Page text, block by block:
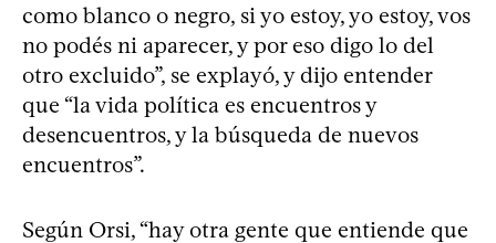
como blanco o negro, si yo estoy, yo estoy, vos
no podés ni aparecer, y por eso digo lo del
otro excluido”, se explayó, y dijo entender
que “la vida política es encuentros y
desencuentros, y la búsqueda de nuevos
encuentros”.
Según Orsi, “hay otra gente que entiende que